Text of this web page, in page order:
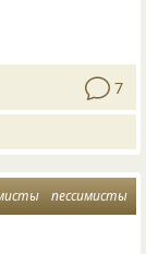
7
пессимисты